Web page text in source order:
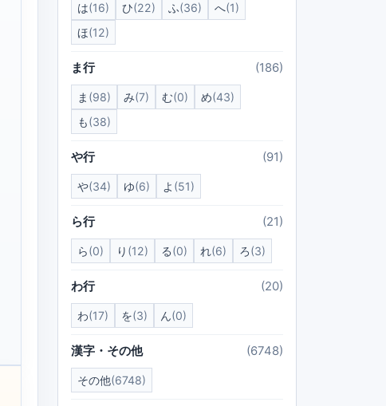
は(16) ひ(22) ふ(36) へ(1)
ほ(12)
ま行 (186)
ま (98) み(7) む(0) め(43)
も(38)
や行 (91)
や(34) ゆ(6) よ (51)
ら行 (21)
ら(0) り (12) る(0) れ(6) ろ(3)
わ行 (20)
わ(17) を(3) ん(0)
漢字・その他 (6748)
その他(6748)